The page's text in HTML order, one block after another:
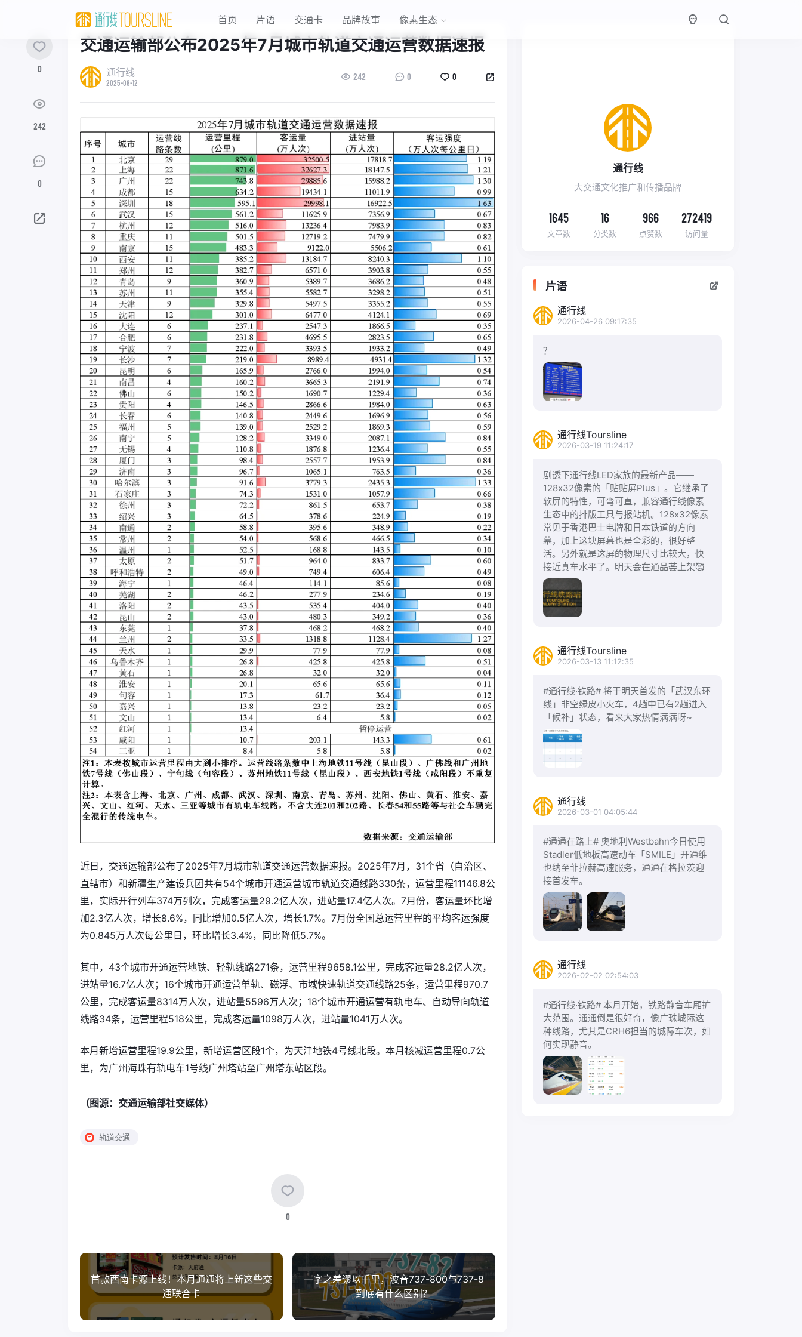
首页 片语 交通卡 品牌故事 像素生态
0
242
0
交通运输部公布2025年7月城市轨道交通运营数据速报
通行线
2025-08-12
242 0 0
近日，交通运输部公布了2025年7月城市轨道交通运营数据速报。2025年7月，31个省（自治区、
直辖市）和新疆生产建设兵团共有54个城市开通运营城市轨道交通线路330条，运营里程11146.8公
里，实际开行列车374万列次，完成客运量29.2亿人次，进站量17.4亿人次。7月份，客运量环比增
加2.3亿人次，增长8.6%，同比增加0.5亿人次，增长1.7%。7月份全国总运营里程的平均客运强度
为0.845万人次每公里日，环比增长3.4%，同比降低5.7%。
其中，43个城市开通运营地铁、轻轨线路271条，运营里程9658.1公里，完成客运量28.2亿人次，
进站量16.7亿人次；16个城市开通运营单轨、磁浮、市域快速轨道交通线路25条，运营里程970.7
公里，完成客运量8314万人次，进站量5596万人次；18个城市开通运营有轨电车、自动导向轨道
线路34条，运营里程518公里，完成客运量1098万人次，进站量1041万人次。
本月新增运营里程19.9公里，新增运营区段1个，为天津地铁4号线北段。本月核减运营里程0.7公
里，为广州海珠有轨电车1号线广州塔站至广州塔东站区段。
（图源：交通运输部社交媒体）
轨道交通
0
首款西南卡源上线！本月通通将上新这些交
通联合卡
一字之差谬以千里，波音737-800与737-8
到底有什么区别？
通行线
大交通文化推广和传播品牌
1645
文章数
16
分类数
966
点赞数
272419
访问量
片语
通行线
2026-04-26 09:17:35
？
通行线Toursline
2026-03-19 11:24:17
剧透下通行线LED家族的最新产品——
128x32像素的「贴贴屏Plus」。它继承了
软屏的特性，可弯可直，兼容通行线像素
生态中的排版工具与报站机。128x32像素
常见于香港巴士电牌和日本铁道的方向
幕，加上这块屏幕也是全彩的，很好整
活。另外就是这屏的物理尺寸比较大，快
接近真车水平了。明天会在通品荟上架🥰
通行线Toursline
2026-03-13 11:12:35
#通行线·铁路# 将于明天首发的「武汉东环
线」非空绿皮小火车，4趟中已有2趟进入
「候补」状态，看来大家热情满满呀~
通行线
2026-03-01 04:05:44
#通通在路上# 奥地利Westbahn今日使用
Stadler低地板高速动车「SMILE」开通维
也纳至菲拉赫高速服务，通通在格拉茨迎
接首发车。
通行线
2026-02-02 02:54:03
#通行线·铁路# 本月开始，铁路静音车厢扩
大范围。通通倒是很好奇，像广珠城际这
种线路，尤其是CRH6担当的城际车次，如
何实现静音。